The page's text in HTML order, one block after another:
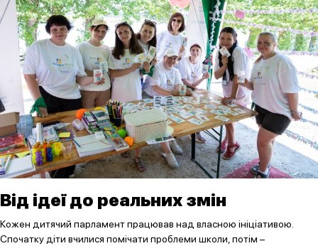
Від ідеї до реальних змін
Кожен дитячий парламент працював над власною ініціативою.
Спочатку діти вчилися помічати проблеми школи, потім –